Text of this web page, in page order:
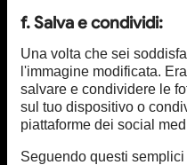
f. Salva e condividi:
Una volta che sei
l'immagine modificata.
salvare e condividere le
sul tuo dispositivo o
piattaforme dei social
Seguendo questi